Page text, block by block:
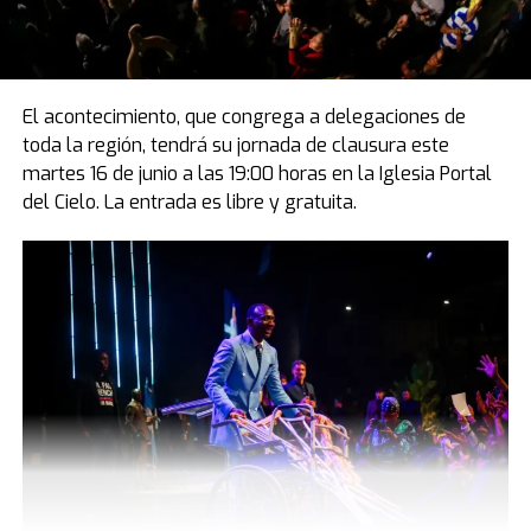
El acontecimiento, que congrega a delegaciones de
toda la región, tendrá su jornada de clausura este
martes 16 de junio a las 19:00 horas en la Iglesia Portal
del Cielo. La entrada es libre y gratuita.